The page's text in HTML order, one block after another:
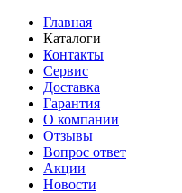
Главная
Каталоги
Контакты
Сервис
Доставка
Гарантия
О компании
Отзывы
Вопрос ответ
Акции
Новости